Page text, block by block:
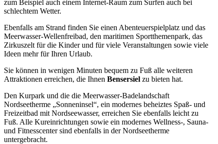
zum Beispiel auch einem Internet-Raum zum Surfen auch bei
schlechtem Wetter.
Ebenfalls am Strand finden Sie einen Abenteuerspielplatz und das
Meerwasser-Wellenfreibad, den maritimen Sportthemenpark, das
Zirkuszelt für die Kinder und für viele Veranstaltungen sowie viele
Ideen mehr für Ihren Urlaub.
Sie können in wenigen Minuten bequem zu Fuß alle weiteren
Attraktionen erreichen, die Ihnen Bensersiel zu bieten hat.
Den Kurpark und die die Meerwasser-Badelandschaft
Nordseetherme „Sonneninsel“, ein modernes beheiztes Spaß- und
Freizeitbad mit Nordseewasser, erreichen Sie ebenfalls leicht zu
Fuß. Alle Kureinrichtungen sowie ein modernes Wellness-, Sauna-
und Fitnesscenter sind ebenfalls in der Nordseetherme
untergebracht.